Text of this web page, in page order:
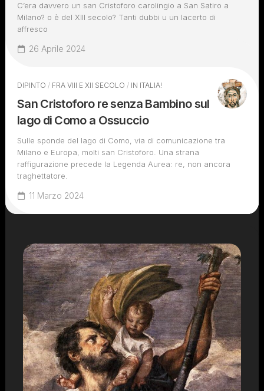
C’era davvero un san Cristoforo carolingio a San Satiro a
Milano? o è del XIII secolo? Tanti dubbi u un lacerto di
affresco
26 Aprile 2024
DIPINTO / FRA VIII E XII SECOLO / IN ITALIA!
San Cristoforo re senza Bambino sul
lago di Como a Ossuccio
Sulle sponde del lago di Como, via di comunicazione tra
Milano e Europa, molti san Cristoforo. Una strana
raffigurazione precede la Legenda Aurea: re, non ancora
traghettatore.
11 Marzo 2024